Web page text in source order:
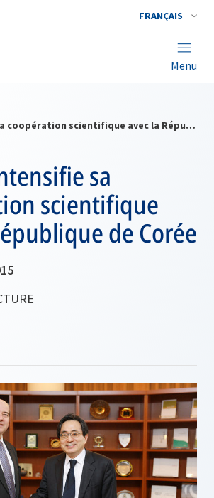
FRANÇAIS
Menu
L'OTAN intensifie sa coopération scientifique avec la République de Corée
sa
scientifique
de Corée